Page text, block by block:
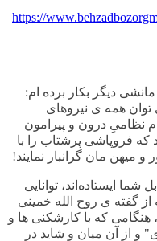
https://
دیگر بکار برده ام:
همه ی نیروهای
نظامیِ درون و پیرامون
که فروپاشی پرشتاب را با
میهن مان گرانبار نمایند!
ایستاده‌اند، توانایی
از گفته ی روح الله خمینی
که با کارشکنی ها و
و از آن میان و شاید در